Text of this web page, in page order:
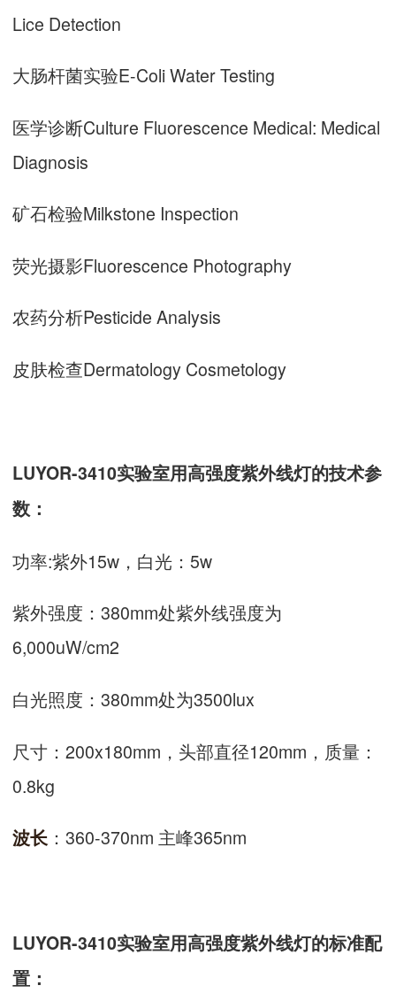
Lice Detection
大肠杆菌实验E-Coli Water Testing
医学诊断Culture Fluorescence Medical: Medical
Diagnosis
矿石检验Milkstone Inspection
荧光摄影Fluorescence Photography
农药分析Pesticide Analysis
皮肤检查Dermatology Cosmetology
LUYOR-3410实验室用高强度紫外线灯的技术参
数：
功率:紫外15w，白光：5w
紫外强度：380mm处紫外线强度为
6,000uW/cm2
白光照度：380mm处为3500lux
尺寸：200x180mm，头部直径120mm，质量：
0.8kg
波长 ：360-370nm 主峰365nm
LUYOR-3410实验室用高强度紫外线灯的标准配
置：